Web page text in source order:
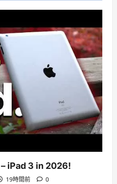
iPad 3 in 2026!
19時間前 0